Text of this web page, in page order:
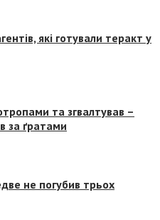
які готували теракт у
та згвалтував –
за ґратами
не погубив трьох